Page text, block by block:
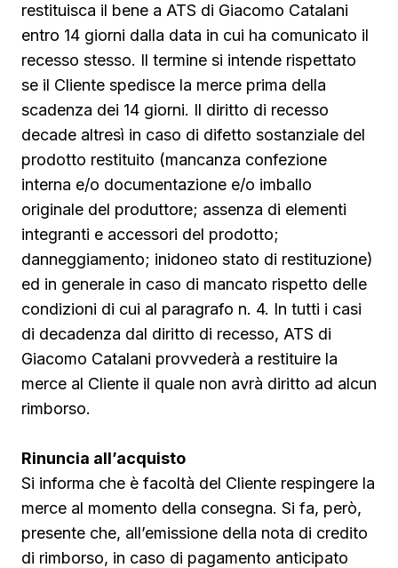
restituisca il bene a ATS di Giacomo Catalani
entro 14 giorni dalla data in cui ha comunicato il
recesso stesso. Il termine si intende rispettato
se il Cliente spedisce la merce prima della
scadenza dei 14 giorni. Il diritto di recesso
decade altresì in caso di difetto sostanziale del
prodotto restituito (mancanza confezione
interna e/o documentazione e/o imballo
originale del produttore; assenza di elementi
integranti e accessori del prodotto;
danneggiamento; inidoneo stato di restituzione)
ed in generale in caso di mancato rispetto delle
condizioni di cui al paragrafo n. 4. In tutti i casi
di decadenza dal diritto di recesso, ATS di
Giacomo Catalani provvederà a restituire la
merce al Cliente il quale non avrà diritto ad alcun
rimborso.
Rinuncia all’acquisto
Si informa che è facoltà del Cliente respingere la
merce al momento della consegna. Si fa, però,
presente che, all’emissione della nota di credito
di rimborso, in caso di pagamento anticipato